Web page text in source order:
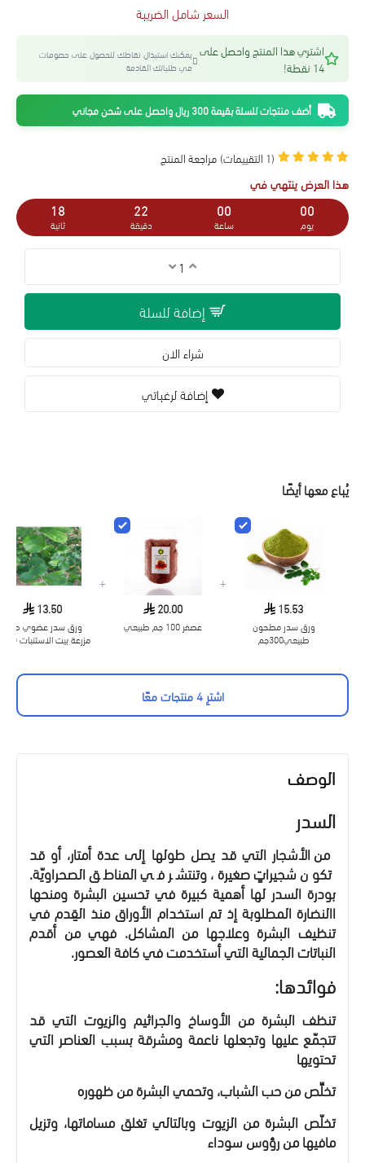
(1 التقييمات) مراجعة المنتج
هذا العرض ينتهي في
00
يوم
00
ساعة
22
دقيقة
17
ثانية
السعر شامل الضريبة
اشتري هذا المنتج واحصل على
14 نقطة!
يمكنك استبدال نقاطك للحصول على خصومات
في طلباتك القادمة
أضف منتجات للسلة بقيمة 300 ريال واحصل على شحن مجاني
إضافة للسلة
شراء الان
إضافة لرغباتي
يُباع معها أيضًا
15.53
ورق سدر مطحون
طبيعي300جم
+
20.00
عصفر 100 جم طبيعي
+
13.50
ورق سدر عضوي طازج
مزرعة بيت الاستنبات (
اشترِ 4 منتجات معًا
الوصف
السدر
من الأشجار التي قد يصل طولها إلى عدة أمتار، أو قد
تكون شجيراتٍ صغيرة، وتنتشر في المناطق الصحراويّة.
بودرة السدر لها أهمية كبيرة في تحسين البشرة ومنحها
االنضارة المطلوبة إذ تم استخدام الأوراق منذ القِدم في
تنظيف البشرة وعلاجها من المشاكل. فهي من أقدم
النباتات الجمالية التي أستخدمت في كافة العصور.
فوائدها:
تنظف البشرة من الأوساخ والجراثيم والزيوت التي قد
تتجمّع عليها وتجعلها ناعمة ومشرقة بسبب العناصر التي
تحتويها
تخلِّص من حب الشباب، وتحمي البشرة من ظهوره
تخلّص البشرة من الزيوت وبالتالي تغلق مساماتها، وتزيل
مافيها من رؤوس سوداء